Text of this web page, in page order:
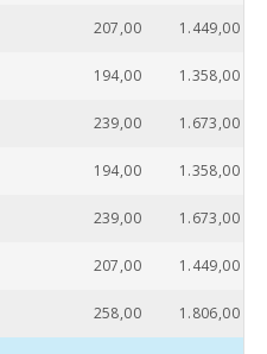
207,00 1.449,00
194,00 1.358,00
239,00 1.673,00
194,00 1.358,00
239,00 1.673,00
207,00 1.449,00
258,00 1.806,00